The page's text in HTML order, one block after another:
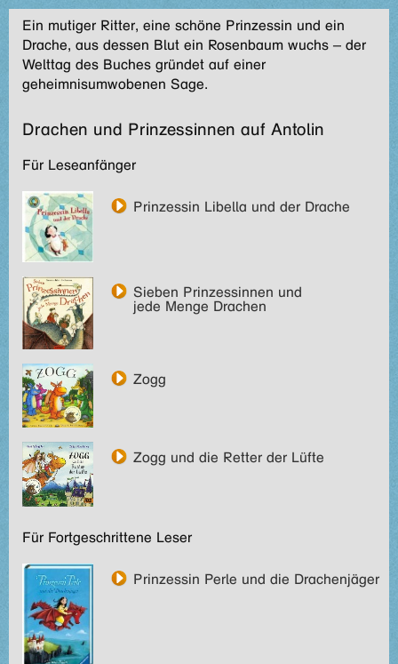
Ein mutiger Ritter, eine schöne Prinzessin und ein
Drache, aus dessen Blut ein Rosenbaum wuchs – der
Welttag des Buches gründet auf einer
geheimnisumwobenen Sage.
Drachen und Prinzessinnen auf Antolin
Für Leseanfänger
Prinzessin Libella und der Drache
Sieben Prinzessinnen und
jede Menge Drachen
Zogg
Zogg und die Retter der Lüfte
Für Fortgeschrittene Leser
Prinzessin Perle und die Drachenjäger